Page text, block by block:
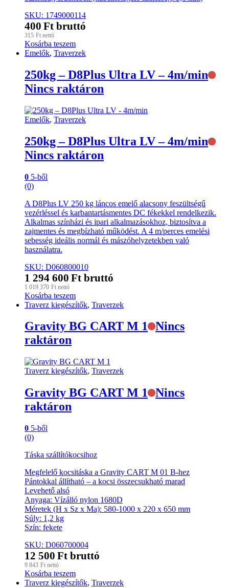
SKU: 1749000114
400 Ft bruttó
315 Ft nettó
Kosárba teszem
Emelők, Traverzek
250kg – D8Plus Ultra LV – 4m/min
Nincs raktáron
Emelők, Traverzek
250kg – D8Plus Ultra LV – 4m/min
Nincs raktáron
0 5-ből
(0)
A D8Plus LV 250 kg láncos emelő alacsony feszültségű
vezérléssel és karbantartásmentes DC fékekkel rendelkezik.
Alkalmas színházi és ipari alkalmazásokhoz, biztosítva a
zajmentes és megbízható működést. A 4 m/perces emelési
sebesség ideális normál és mászóhelyzetekben való
használatra.
SKU: D060800010
1 294 600 Ft bruttó
1 019 370 Ft nettó
Kosárba teszem
Traverz kiegészítők, Traverzek
Gravity BG CART M 1
Nincs
raktáron
Traverz kiegészítők, Traverzek
Gravity BG CART M 1
Nincs
raktáron
0 5-ből
(0)
Táska szállítókocsihoz
Megfelelő kocsitáska a Gravity CART M 01 B-hez
Pántokkal állítható – a kocsi összecsukható marad
Levehető alsó
Anyaga: Vízálló nylon 1680D
Méretek (H x Sz x Ma): 580-1000 x 220 x 650 mm
Súly: 1,2 kg
Szín: fekete
SKU: D060700004
12 500 Ft bruttó
9 843 Ft nettó
Kosárba teszem
Traverz kiegészítők, Traverzek